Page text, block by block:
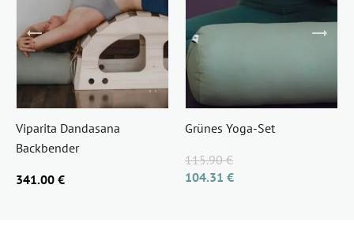
Viparita Dandasana
Backbender
341.00 €
Grünes Yoga-Set
115.90 €
104.31 €